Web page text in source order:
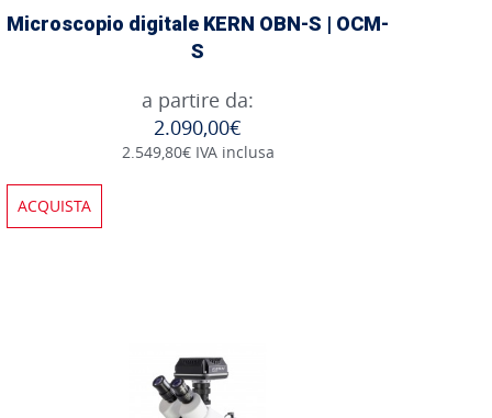
Microscopio digitale KERN OBN-S | OCM-
S
a partire da:
2.090,00€
2.549,80€ IVA inclusa
ACQUISTA